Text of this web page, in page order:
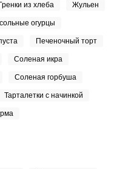
Гренки из хлеба Жульен
огурцы
Печеночный торт
Соленая икра
Соленая горбуша
Тарталетки с начинкой